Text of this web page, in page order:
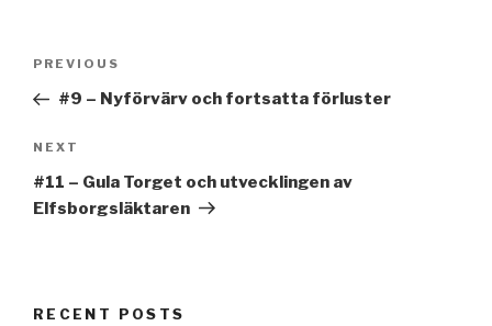
Previous
Post
PREVIOUS
#9 – Nyförvärv och fortsatta förluster
Next
Post
NEXT
#11 – Gula Torget och utvecklingen av
Elfsborgsläktaren
RECENT POSTS